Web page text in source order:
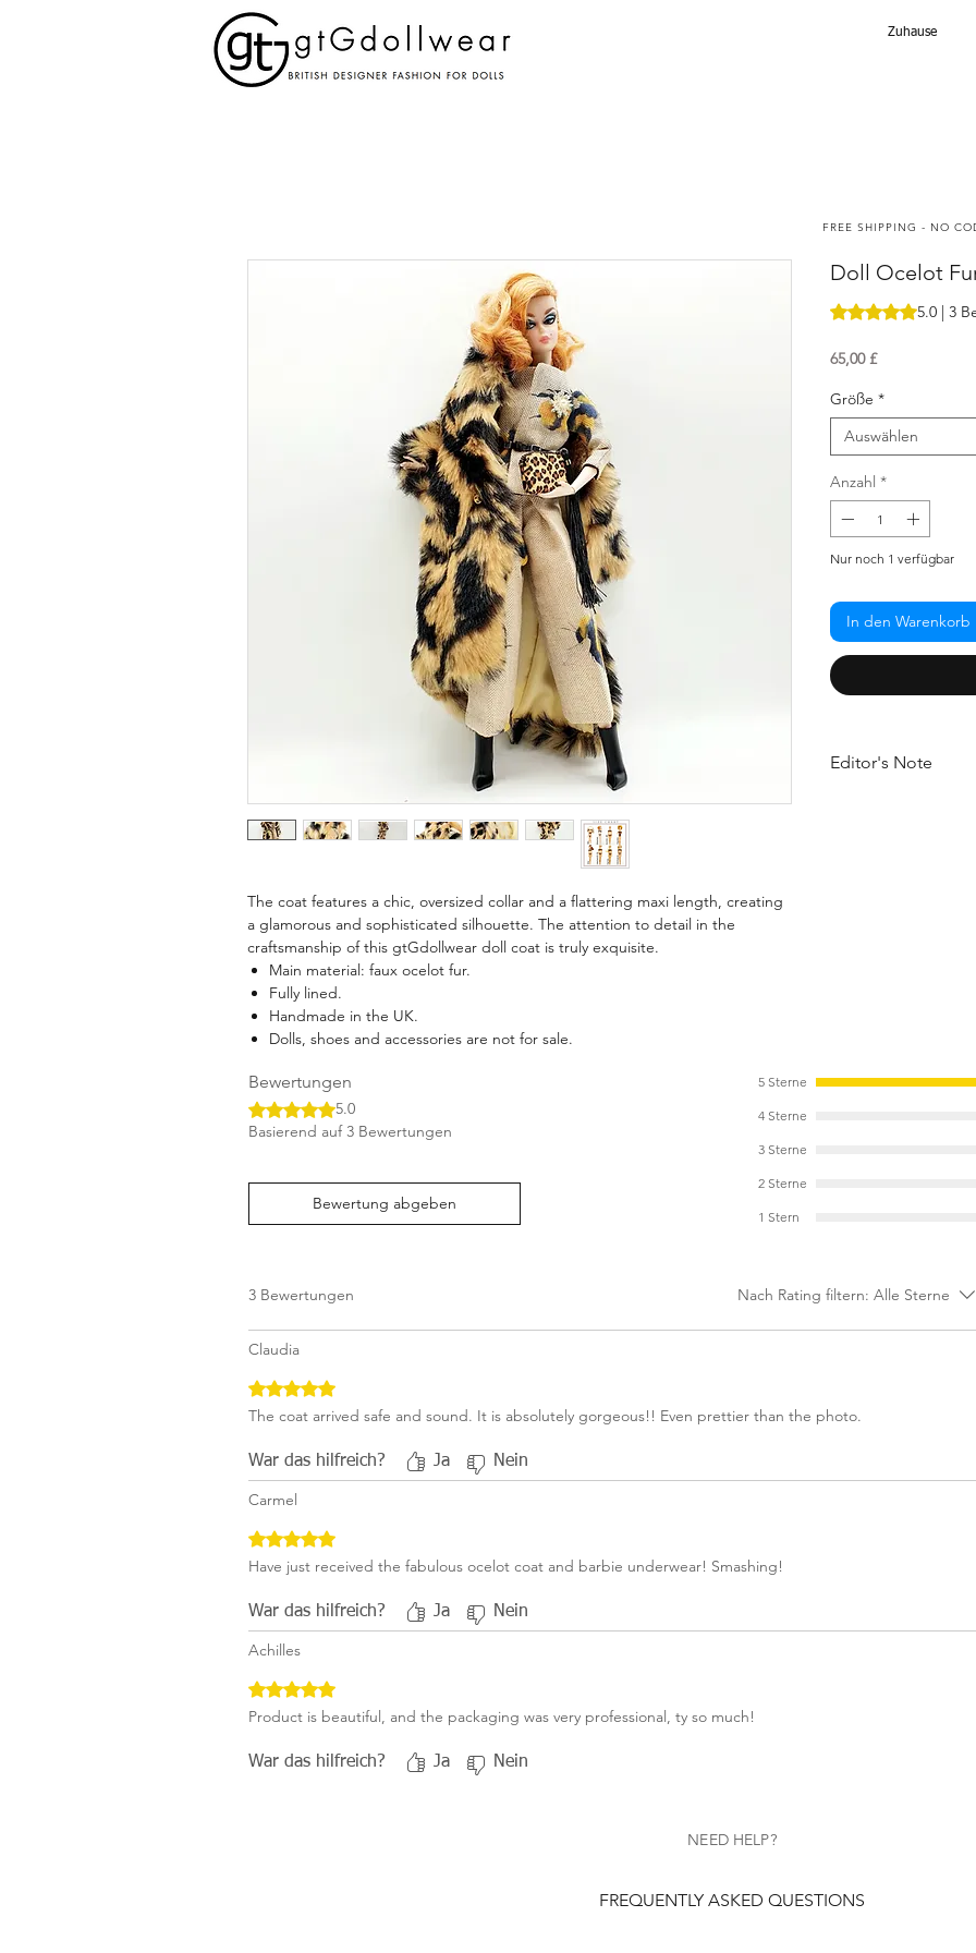
Zuhause
The coat features a chic, oversized collar and a flattering maxi length, creating
a glamorous and sophisticated silhouette. The attention to detail in the
craftsmanship of this gtGdollwear doll coat is truly exquisite.
Main material: faux ocelot fur.
Fully lined.
Handmade in the UK.
Dolls, shoes and accessories are not for sale.
Doll Ocelot
Das Rating5.0 | 3
65,00 £Preis
Größe *
Auswählen
Anzahl *
Nur noch 1 verfügbar
In den Warenkorb
Editor's Note
Bewertungen
Mit 5 von 5 Sternen bewertet.
5.0
Basierend auf 3 Bewertungen
Bewertung abgeben
5 Sterne
4 Sterne
3 Sterne
2 Sterne
1 Stern
3 Bewertungen Nach Rating filtern: Alle Sterne
Claudia
Mit 5 von 5 Sternen bewertet.
The coat arrived safe and sound. It is absolutely gorgeous!! Even prettier than the photo.
War das hilfreich? Ja Nein
Carmel
Mit 5 von 5 Sternen bewertet.
Have just received the fabulous ocelot coat and barbie underwear! Smashing!
War das hilfreich? Ja Nein
Achilles
Mit 5 von 5 Sternen bewertet.
Product is beautiful, and the packaging was very professional, ty so much!
War das hilfreich? Ja Nein
FREE SHIPPING - NO
NEED HELP?
FREQUENTLY ASKED QUESTIONS